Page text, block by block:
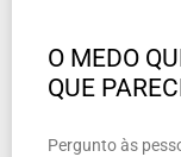
O MEDO
QUE
Pergunto às